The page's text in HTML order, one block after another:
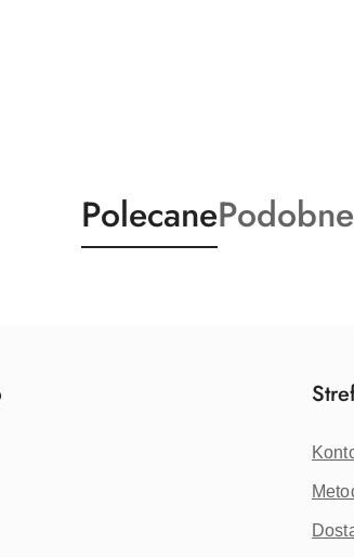
Produkty
o
PolecaneProdukty
o